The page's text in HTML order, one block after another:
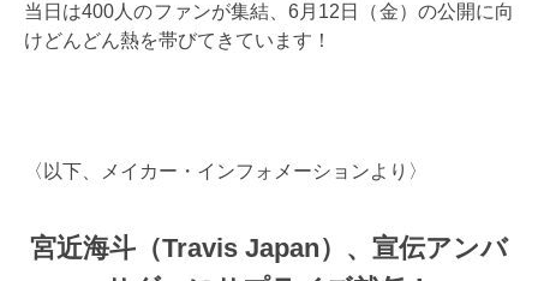
当日は400人のファンが集結、6月12日（金）の公開に向
けどんどん熱を帯びてきています！
〈以下、メイカー・インフォメーションより〉
宮近海斗（Travis Japan）、宣伝アンバ